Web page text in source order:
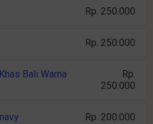
Rp. 250.000
Rp. 250.000
Bali Warna
Rp.
250.000
Rp. 200.000